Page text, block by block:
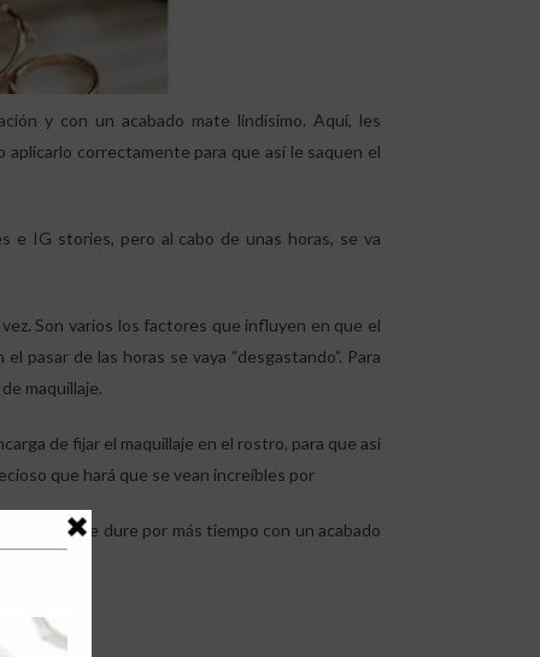
y con un acabado mate lindísimo. Aquí, les
correctamente para que así le saquen el
e IG stories, pero al cabo de unas horas, se va
Son varios los factores que influyen en que el
pasar de las horas se vaya “desgastando”. Para
maquillaje.
de fijar el maquillaje en el rostro, para que así
que hará que se vean increíbles por
para que dure por más tiempo con un acabado